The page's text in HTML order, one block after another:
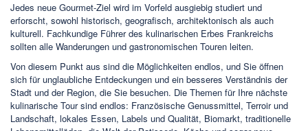
Jedes neue Gourmet-Ziel wird im Vorfeld ausgiebig studiert und
erforscht, sowohl historisch, geografisch, architektonisch als auch
kulturell. Fachkundige Führer des kulinarischen Erbes Frankreichs
sollten alle Wanderungen und gastronomischen Touren leiten.
Von diesem Punkt aus sind die Möglichkeiten endlos, und Sie öffnen
sich für unglaubliche Entdeckungen und ein besseres Verständnis der
Stadt und der Region, die Sie besuchen. Die Themen für Ihre nächste
kulinarische Tour sind endlos: Französische Genussmittel, Terroir und
Landschaft, lokales Essen, Labels und Qualität, Biomarkt, traditionelle